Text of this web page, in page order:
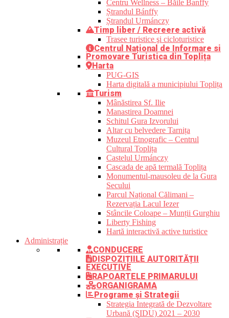
Centru Wellness – Băile Banffy
Ștrandul Bánffy
Ștrandul Urmánczy
Timp liber / Recreere activă
Trasee turistice şi cicloturistice
Centrul Național de Informare si
Promovare Turistica din Toplița
Harta
PUG-GIS
Harta digitală a municipiului Toplița
Turism
Mânăstirea Sf. Ilie
Manastirea Doamnei
Schitul Gura Izvorului
Altar cu belvedere Tarnița
Muzeul Etnografic – Centrul
Cultural Toplița
Castelul Urmánczy
Cascada de apă termală Toplița
Monumentul-mausoleu de la Gura
Secului
Parcul Național Călimani –
Rezervația Lacul Iezer
Stâncile Coloape – Munții Gurghiu
Liberty Fishing
Hartă interactivă active turistice
Administrație
CONDUCERE
DISPOZIȚIILE AUTORITĂȚII
EXECUTIVE
RAPOARTELE PRIMARULUI
ORGANIGRAMA
Programe și Strategii
Strategia Integrată de Dezvoltare
Urbană (SIDU) 2021 – 2030